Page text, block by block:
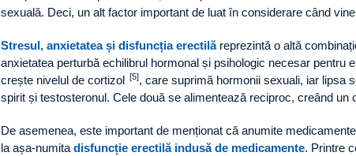
sexuală. Deci, un alt factor important de luat în considerare când
Stresul, anxietatea și disfuncția erectilăreprezintă o altă
anxietatea perturbă echilibrul hormonal și psihologic necesar pentru
crește nivelul de cortizol [5], care suprimă hormonii sexuali, iar lipsa
spirit și testosteronul. Cele două se alimentează reciproc, creând un
De asemenea, este important de menționat că anumite
la așa-numita disfuncție erectilă indusă de medicamente. Printre